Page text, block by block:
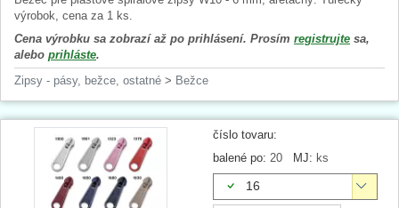
výrobok, cena za 1 ks.
Cena výrobku sa zobrazí až po prihlásení. Prosím registrujte sa,
alebo prihláste.
Zipsy - pásy, bežce, ostatné > Bežce
číslo tovaru:
balené po: 20 MJ: ks
16